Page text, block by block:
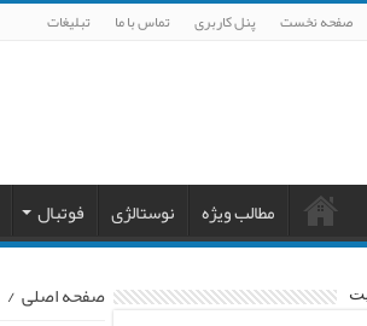
صفحه نخست پنل کاربری تماس با ما تبلیغات
مطالب ویژه نوستالژی فوتبال
صفحه اصلی /